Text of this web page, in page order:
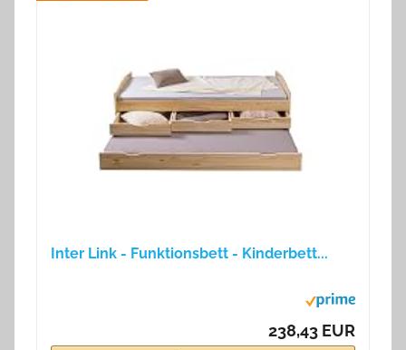
Inter Link - Funktionsbett - Kinderbett...
238,43 EUR